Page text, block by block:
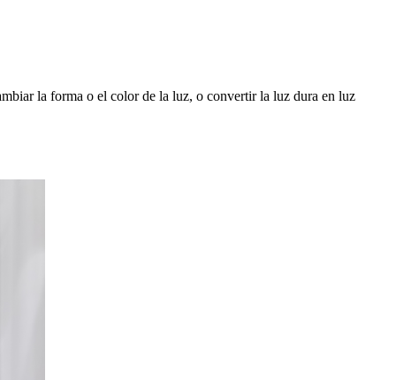
la forma o el color de la luz, o convertir la luz dura en luz